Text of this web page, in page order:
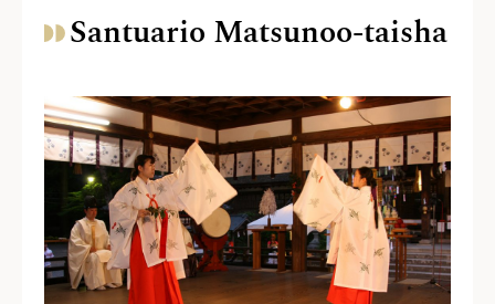
Santuario Matsunoo-taisha